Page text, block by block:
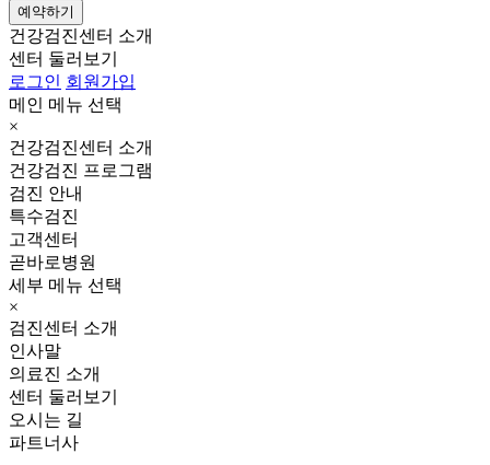
예약하기
건강검진센터 소개
센터 둘러보기
로그인 회원가입
메인 메뉴 선택
×
건강검진센터 소개
건강검진 프로그램
검진 안내
특수검진
고객센터
곧바로병원
세부 메뉴 선택
×
검진센터 소개
인사말
의료진 소개
센터 둘러보기
오시는 길
파트너사